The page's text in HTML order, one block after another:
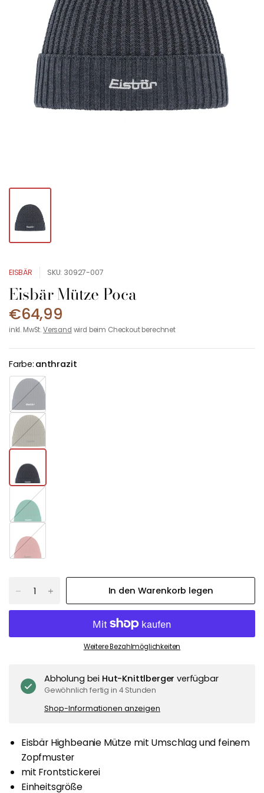
EISBÄR SKU: 30927-007
Eisbär Mütze Poca
€64,99
inkl. MwSt.Versand wird beim Checkout berechnet
Farbe: anthrazit
m
a
r
i
n
e
v
ü
n
s
t
In den Warenkorb legen
Weitere Bezahlmöglichkeiten
Abholung bei Hut-Knittlberger verfügbar
Gewöhnlich fertig in 4 Stunden
Shop-Informationen anzeigen
Eisbär Highbeanie Mütze mit Umschlag und feinem
Zopfmuster
mit Frontstickerei
Einheitsgröße